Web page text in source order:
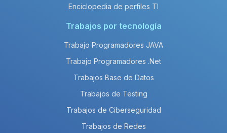
Enciclopedia de perfiles TI
Trabajos por tecnología
Trabajo Programadores JAVA
Trabajo Programadores .Net
Trabajos Base de Datos
Trabajos de Testing
Trabajos de Ciberseguridad
Trabajos de Redes